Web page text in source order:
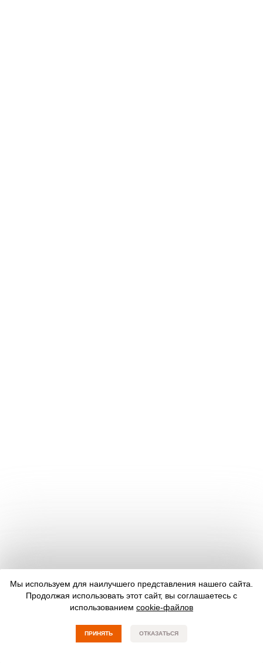
Мы используем для наилучшего представления нашего сайта.
Продолжая использовать этот сайт, вы соглашаетесь с
использованием cookie-файлов
ПРИНЯТЬ ОТКАЗАТЬСЯ